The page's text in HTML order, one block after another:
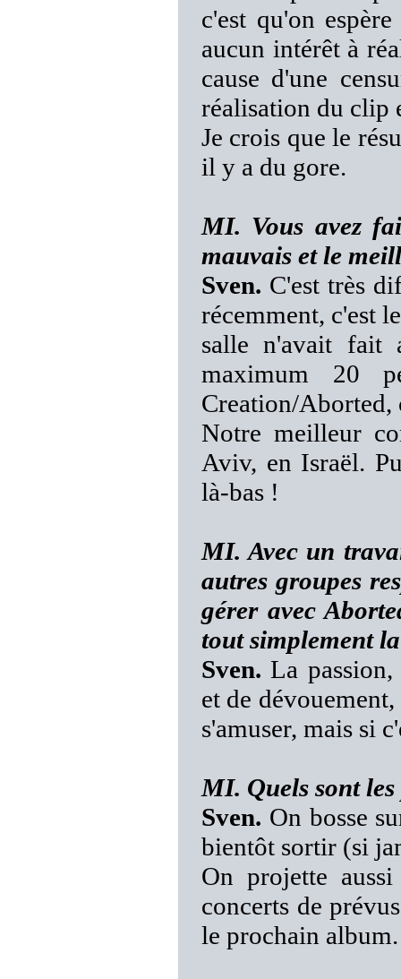
c'est qu'on
aucun intérêt à
cause d'une
réalisation du clip
Je crois que le
il y a du gore.
MI. Vous avez
mauvais et le
Sven. C'est très
récemment, c'est
salle n'avait fait
maximum 20
Creation/Aborted,
Notre meilleur
Aviv, en Israël.
là-bas !
MI. Avec un
autres groupes
gérer avec
tout simplement
Sven. La
et de
s'amuser, mais si
MI. Quels sont
Sven. On bosse
bientôt sortir (si
On projette
concerts de
le prochain